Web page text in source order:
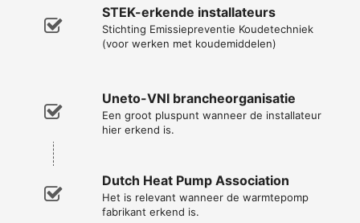
STEK-erkende installateurs
Stichting Emissiepreventie Koudetechniek
(voor werken met koudemiddelen)
Uneto-VNI brancheorganisatie
Een groot pluspunt wanneer de installateur
hier erkend is.
Dutch Heat Pump Association
Het is relevant wanneer de warmtepomp
fabrikant erkend is.